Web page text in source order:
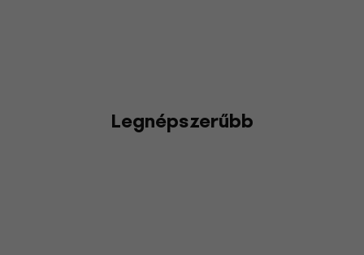
Legnépszerűbb